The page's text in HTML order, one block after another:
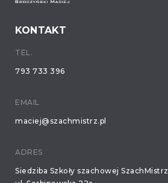
KONTAKT
TEL.
793 733 396
EMAIL
maciej@szachmistrz.pl
ADRES
Siedziba Szkoły szachowej SzachMistrz